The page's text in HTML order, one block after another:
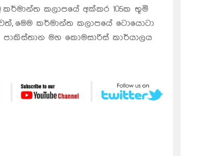
කලාපයේ අක්කර 105ක භූමි
මෙම කර්මාන්ත කලාපයේ ටොයොටා
මහ කොමසාරිස් කාර්යාලය